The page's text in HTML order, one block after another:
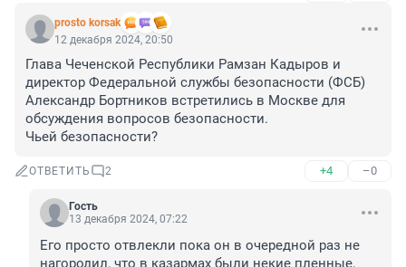
prosto korsak
12 декабря 2024, 20:50
Глава Чеченской Республики Рамзан Кадыров и
директор Федеральной службы безопасности (ФСБ)
Александр Бортников встретились в Москве для
обсуждения вопросов безопасности.
Чьей безопасности?
ОТВЕТИТЬ 2 +4 –0
Гость
13 декабря 2024, 07:22
Его просто отвлекли пока он в очередной раз не
нагородил, что в казармах были некие пленные,